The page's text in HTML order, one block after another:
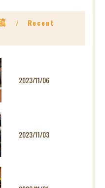
Recent
2023/11/06
2023/11/03